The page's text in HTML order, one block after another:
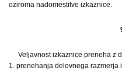
oziroma nadomestitve izkaznice.
Veljavnost izkaznice preneha z
1. prenehanja delovnega razmerja